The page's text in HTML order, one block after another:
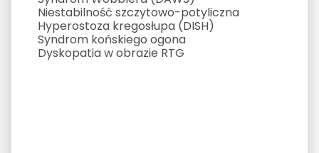
Niestabilność szczytowo-potyliczna
Hyperostoza kregosłupa (DISH)
Syndrom końskiego ogona
Dyskopatia w obrazie RTG